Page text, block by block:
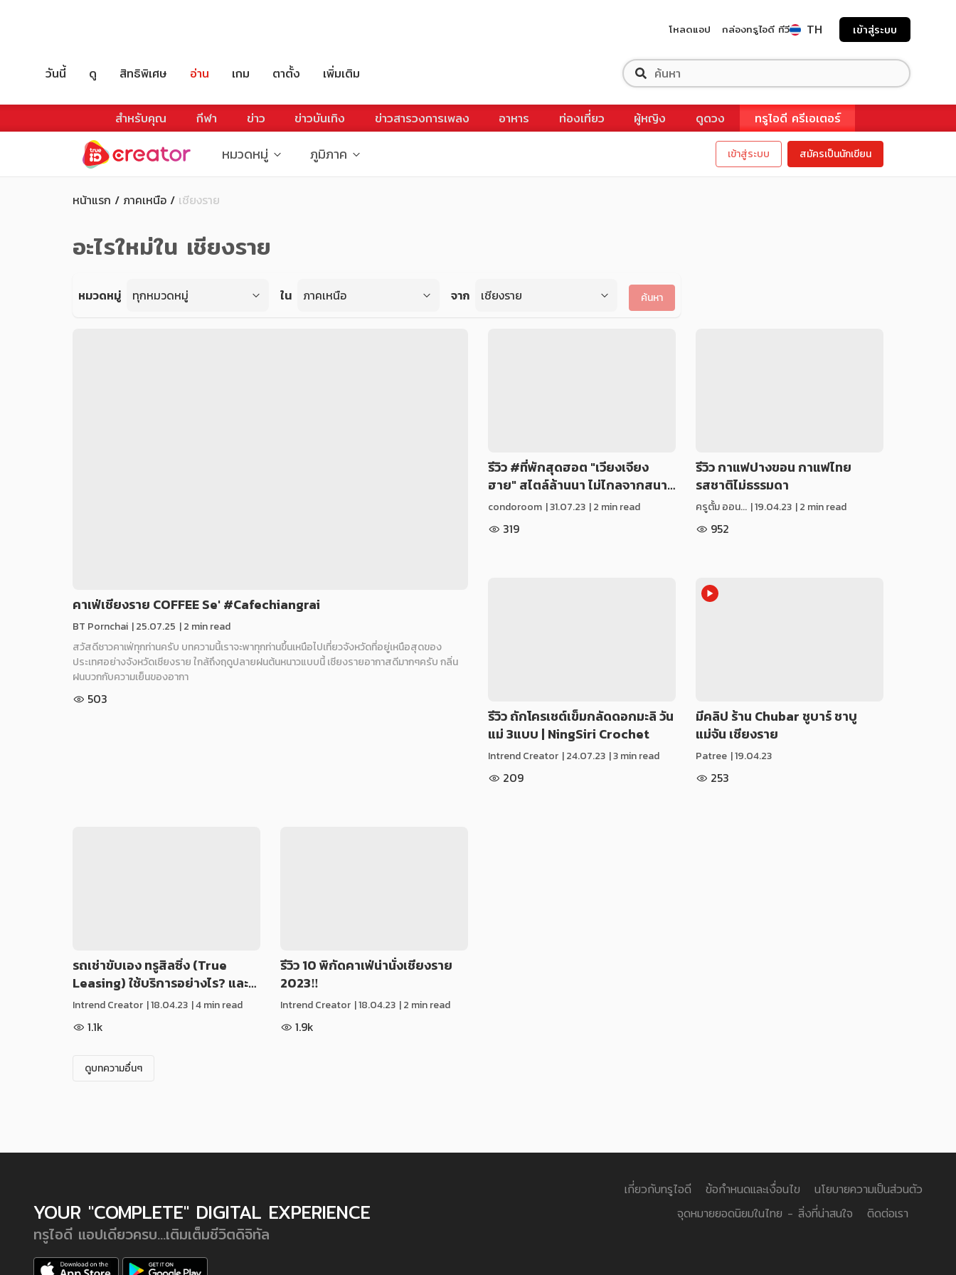
โหลดแอป กล่องทรูไอดี ทีวี TH เข้าสู่ระบบ
วันนี้ ดู สิทธิพิเศษ อ่าน เกม ตาตั้ง เพิ่มเติม
สำหรับคุณ กีฬา ข่าว ข่าวบันเทิง ข่าวสารวงการเพลง อาหาร ท่องเที่ยว ผู้หญิง ดูดวง ทรูไอดี ครีเอเตอร์
หมวดหมู่ ภูมิภาค เข้าสู่ระบบ สมัครเป็นนักเขียน
หน้าแรก ภาคเหนือ เชียงราย
อะไรใหม่ใน เชียงราย
หมวดหมู่ ทุกหมวดหมู่ ใน ภาคเหนือ จาก เชียงราย ค้นหา
คาเฟ่เชียงราย COFFEE Se' #Cafechiangrai
BT Pornchai |25.07.25 | 2 min read
สวัสดีชาวคาเฟ่ทุกท่านครับ บทความนี้เราจะพาทุกท่านขึ้นเหนือไปเที่ยวจังหวัดที่อยู่เหนือสุดของ
ประเทศอย่างจังหวัดเชียงราย ใกล้ถึงฤดูปลายฝนต้นหนาวแบบนี้ เชียงรายอากาสดีมากๆครับ กลิ่น
ฝนบวกกับความเย็นของอากา
503
รีวิว #ที่พักสุดฮอต "เวียงเจียง
ฮาย" สไตล์ล้านนา ไม่ไกลจากสนา…
ืืcondoroom |31.07.23 | 2 min read
319
รีวิว ถักโครเชต์เข็มกลัดดอกมะลิ วัน
แม่ 3แบบ | NingSiri Crochet
Intrend Creator |24.07.23 | 3 min read
209
รีวิว กาแฟปางขอน กาแฟไทย
รสชาติไม่ธรรมดา
ครูตั้ม ออน... |19.04.23 | 2 min read
952
มีคลิป ร้าน Chubar ชูบาร์ ชาบู
แม่จัน เชียงราย
Patree |19.04.23
253
รถเช่าขับเอง ทรูสิลซิ่ง (True
Leasing) ใช้บริการอย่างไร? และ…
Intrend Creator |18.04.23 | 4 min read
1.1k
รีวิว 10 พิกัดคาเฟ่น่านั่งเชียงราย
2023‼️
Intrend Creator |18.04.23 | 2 min read
1.9k
ดูบทความอื่นๆ
YOUR "COMPLETE" DIGITAL EXPERIENCE
ทรูไอดี แอปเดียวครบ...เติมเต็มชีวิตดิจิทัล
เกี่ยวกับทรูไอดี ข้อกำหนดและเงื่อนไข
นโยบายความเป็นส่วนตัว
จุดหมายยอดนิยมในไทย - สิ่งที่น่าสนใจ
ติดต่อเรา